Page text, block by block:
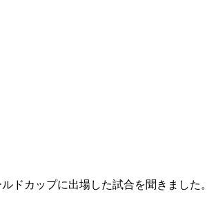
ドカップに出場した試合を聞きました。